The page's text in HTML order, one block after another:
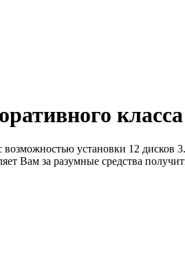
установки 12 дисков
Вам за разумные средства